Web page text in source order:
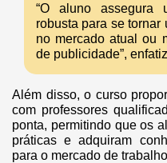
“O aluno assegura
robusta para se tornar
no mercado atual ou
de publicidade”,
Além disso, o curso
com professores
ponta, permitindo que os
práticas e adquiram
para o mercado de